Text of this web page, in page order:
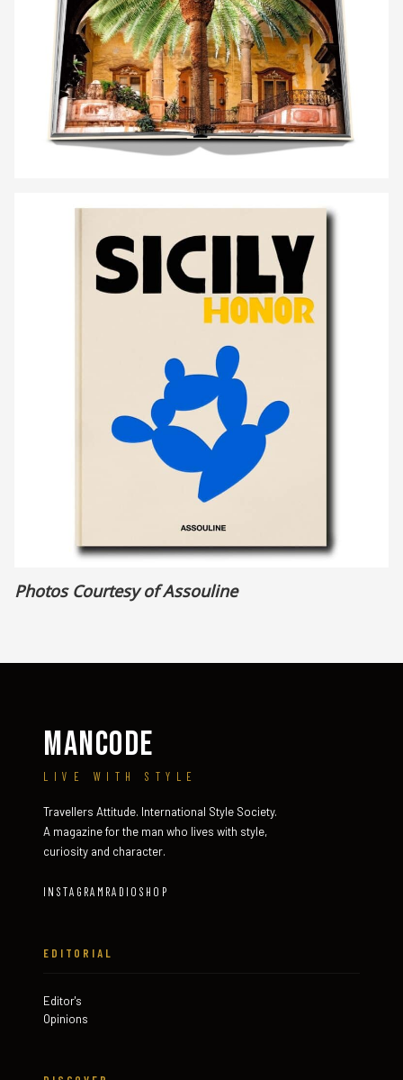
Photos Courtesy of Assouline
MANCODE
LIVE WITH STYLE
Travellers Attitude. International Style Society.
A magazine for the man who lives with style,
curiosity and character.
INSTAGRAM RADIO SHOP
EDITORIAL
Editor's
Opinions